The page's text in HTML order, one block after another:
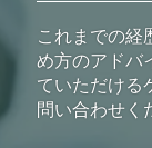
これまでの経
め方のアドバ
ていただける
問い合わせく